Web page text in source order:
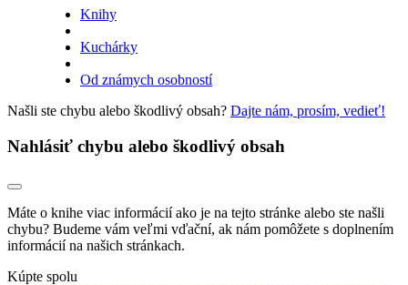
Knihy
Kuchárky
Od známych osobností
Našli ste chybu alebo škodlivý obsah? Dajte nám, prosím, vedieť!
Nahlásiť chybu alebo škodlivý obsah
Máte o knihe viac informácií ako je na tejto stránke alebo ste našli
chybu? Budeme vám veľmi vďační, ak nám pomôžete s doplnením
informácií na našich stránkach.
Kúpte spolu